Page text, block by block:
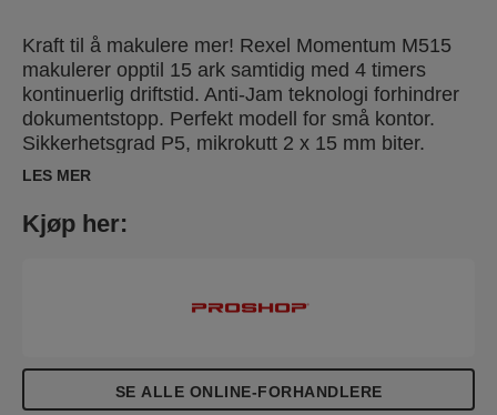
Kraft til å makulere mer! Rexel Momentum M515
makulerer opptil 15 ark samtidig med 4 timers
kontinuerlig driftstid. Anti-Jam teknologi forhindrer
dokumentstopp. Perfekt modell for små kontor.
Sikkerhetsgrad P5, mikrokutt 2 x 15 mm biter.
Stillegående med intuitivt og enkelt berøringspanel.
LES MER
Kjøp her:
SE ALLE ONLINE-FORHANDLERE